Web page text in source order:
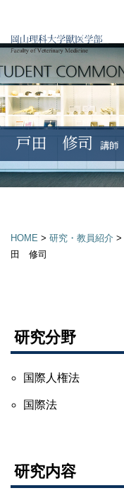
戸田 修司 講師
HOME > 研究・教員紹介 >
田 修司
研究分野
国際人権法
国際法
研究内容